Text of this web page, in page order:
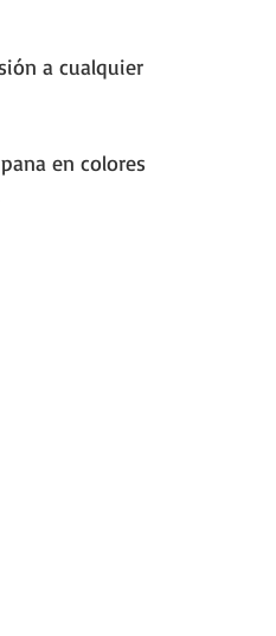
a cualquier
en colores